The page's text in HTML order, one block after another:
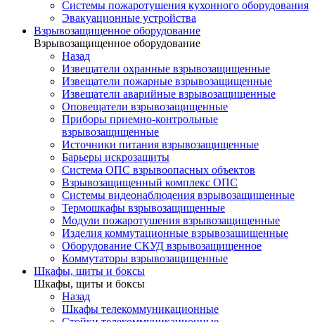
Системы пожаротушения кухонного оборудования
Эвакуационные устройства
Взрывозащищенное оборудование
Взрывозащищенное оборудование
Назад
Извещатели охранные взрывозащищенные
Извещатели пожарные взрывозащищенные
Извещатели аварийные взрывозащищенные
Оповещатели взрывозащищенные
Приборы приемно-контрольные
взрывозащищенные
Источники питания взрывозащищенные
Барьеры искрозащиты
Система ОПС взрывоопасных объектов
Взрывозащищенный комплекс ОПС
Системы видеонаблюдения взрывозащищенные
Термошкафы взрывозащищенные
Модули пожаротушения взрывозащищенные
Изделия коммутационные взрывозащищенные
Оборудование СКУД взрывозащищенное
Коммутаторы взрывозащищенные
Шкафы, щиты и боксы
Шкафы, щиты и боксы
Назад
Шкафы телекоммуникационные